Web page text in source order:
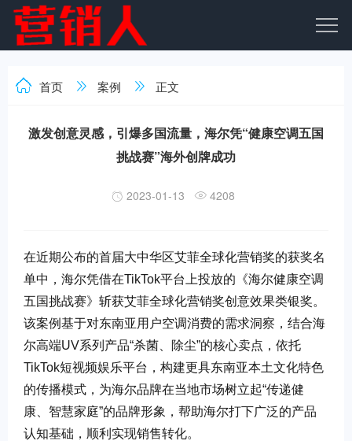
首页 案例 正文
激发创意灵感，引爆多国流量，海尔凭“健康空调五国
挑战赛”海外创牌成功
2023-01-13 4208
在近期公布的首届大中华区艾菲全球化营销奖的获奖名
单中，海尔凭借在TikTok平台上投放的《海尔健康空调
五国挑战赛》斩获艾菲全球化营销奖创意效果类银奖。
该案例基于对东南亚用户空调消费的需求洞察，结合海
尔高端UV系列产品“杀菌、除尘”的核心卖点，依托
TikTok短视频娱乐平台，构建更具东南亚本土文化特色
的传播模式，为海尔品牌在当地市场树立起“传递健
康、智慧家庭”的品牌形象，帮助海尔打下广泛的产品
认知基础，顺利实现销售转化。